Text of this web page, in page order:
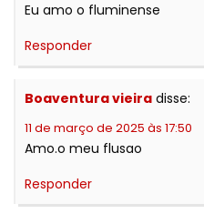
Eu amo o fluminense
Responder
Boaventura vieira disse:
11 de março de 2025 às 17:50
Amo.o meu flusao
Responder